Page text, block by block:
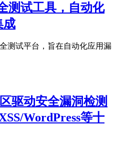
测试工具，自动化
成
测试平台，旨在自动化应用漏
驱动安全漏洞检测
WordPress等十